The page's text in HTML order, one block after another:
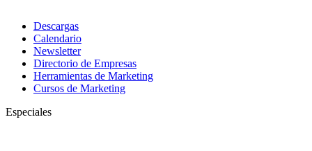
Descargas
Calendario
Newsletter
Directorio de Empresas
Herramientas de Marketing
Cursos de Marketing
Especiales